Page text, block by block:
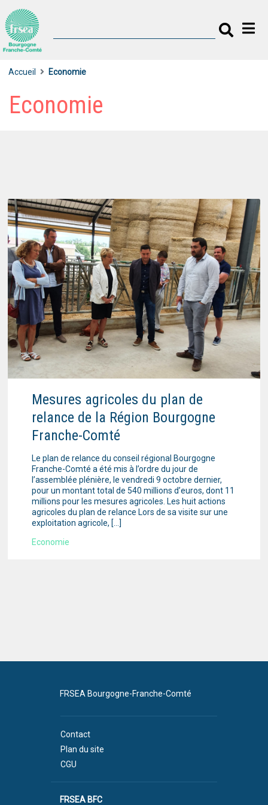
Accueil Economie
Economie
Mesures agricoles du plan de
relance de la Région Bourgogne
Franche-Comté
Le plan de relance du conseil régional Bourgogne
Franche-Comté a été mis à l’ordre du jour de
l’assemblée plénière, le vendredi 9 octobre dernier,
pour un montant total de 540 millions d’euros, dont 11
millions pour les mesures agricoles. Les huit actions
agricoles du plan de relance Lors de sa visite sur une
exploitation agricole, […]
Economie
FRSEA Bourgogne-Franche-Comté
Contact
Plan du site
CGU
FRSEA BFC